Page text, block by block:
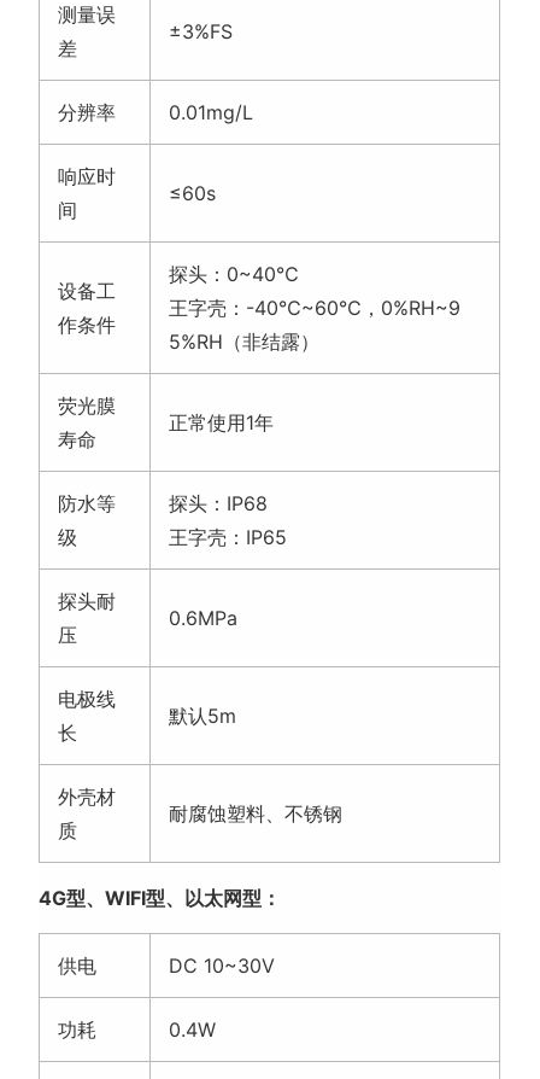
测量误
差
±3%FS
分辨率 0.01mg/L
响应时
间
≤60s
设备工
作条件
探头：0~40℃
王字壳：-40℃~60℃，0%RH~9
5%RH（非结露）
荧光膜
寿命
正常使用1年
防水等
级
探头：IP68
王字壳：IP65
探头耐
压
0.6MPa
电极线
长
默认5m
外壳材
质
耐腐蚀塑料、不锈钢
4G型、WIFI型、以太网型：
供电 DC 10~30V
功耗 0.4W